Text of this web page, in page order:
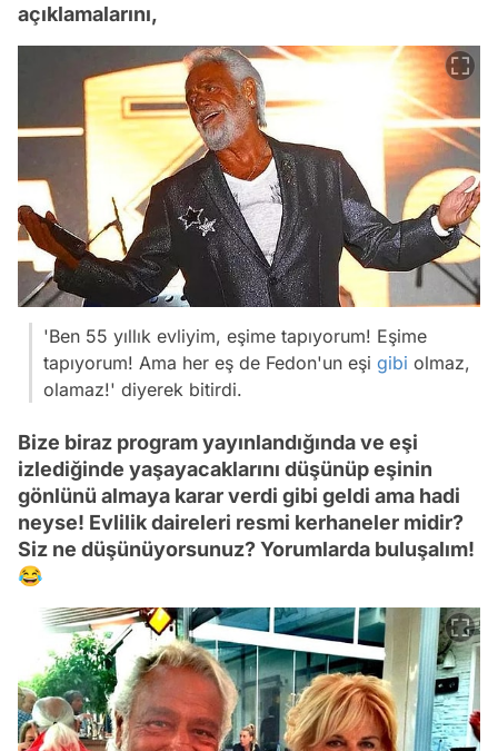
açıklamalarını,
'Ben 55 yıllık evliyim, eşime tapıyorum! Eşime
tapıyorum! Ama her eş de Fedon'un eşi gibi olmaz,
olamaz!' diyerek bitirdi.
Bize biraz program yayınlandığında ve eşi
izlediğinde yaşayacaklarını düşünüp eşinin
gönlünü almaya karar verdi gibi geldi ama hadi
neyse! Evlilik daireleri resmi kerhaneler midir?
Siz ne düşünüyorsunuz? Yorumlarda buluşalım!
😂